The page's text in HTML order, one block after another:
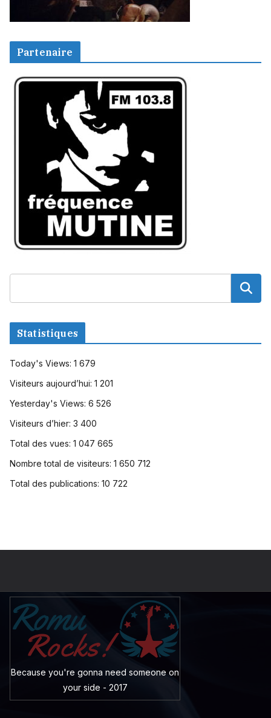
Partenaire
Statistiques
Today's Views: 1 679
Visiteurs aujourd’hui: 1 201
Yesterday's Views: 6 526
Visiteurs d’hier: 3 400
Total des vues: 1 047 665
Nombre total de visiteurs: 1 650 712
Total des publications: 10 722
Because you're gonna need someone on
your side - 2017